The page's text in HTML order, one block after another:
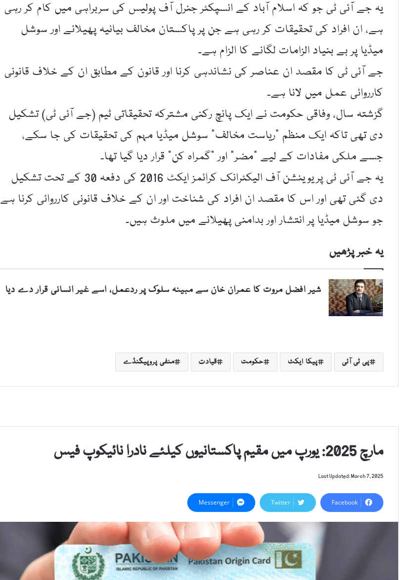
یہ جے آئی ٹی جو کہ اسلام آباد کے انسپکٹر جنرل آف پولیس کی سربراہی میں کام کر رہی
ہے، ان افراد کی تحقیقات کر رہی ہے جن پر پاکستان مخالف بیانیہ پھیلانے اور سوشل
میڈیا پر بے بنیاد الزامات لگانے کا الزام ہے۔
جے آئی ٹی کا مقصد ان عناصر کی نشاندہی کرنا اور قانون کے مطابق ان کے خلاف قانونی
کارروائی عمل میں لانا ہے۔
گزشتہ سال، وفاقی حکومت نے ایک پانچ رکنی مشترکہ تحقیقاتی ٹیم (جے آئی ٹی) تشکیل
دی تھی تاکہ ایک منظم “ریاست مخالف” سوشل میڈیا مہم کی تحقیقات کی جا سکے،
جسے ملکی مفادات کے لیے “مضر” اور “گمراہ کن” قرار دیا گیا تھا۔
یہ جے آئی ٹی پریوینشن آف الیکٹرانک کرائمز ایکٹ 2016 کی دفعہ 30 کے تحت تشکیل
دی گئی تھی اور اس کا مقصد ان افراد کی شناخت اور ان کے خلاف قانونی کارروائی کرنا ہے
جو سوشل میڈیا پر انتشار اور بدامنی پھیلانے میں ملوث ہیں۔
یہ خبر پڑھیں
شیر افضل مروت کا عمران خان سے مبینہ سلوک پر ردعمل، اسے غیر انسانی قرار دے دیا
پی ٹی آئی پیکا ایکٹ حکومت قیادت منفی پروپیگنڈے